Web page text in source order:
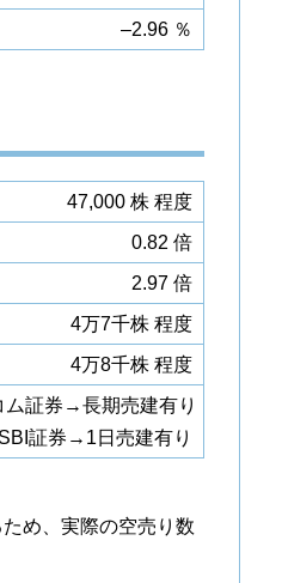
–2.96 ％
47,000 株 程度
0.82 倍
2.97 倍
4万7千株 程度
4万8千株 程度
ム証券→長期売建有り
SBI証券→1日売建有り
め、実際の空売り数